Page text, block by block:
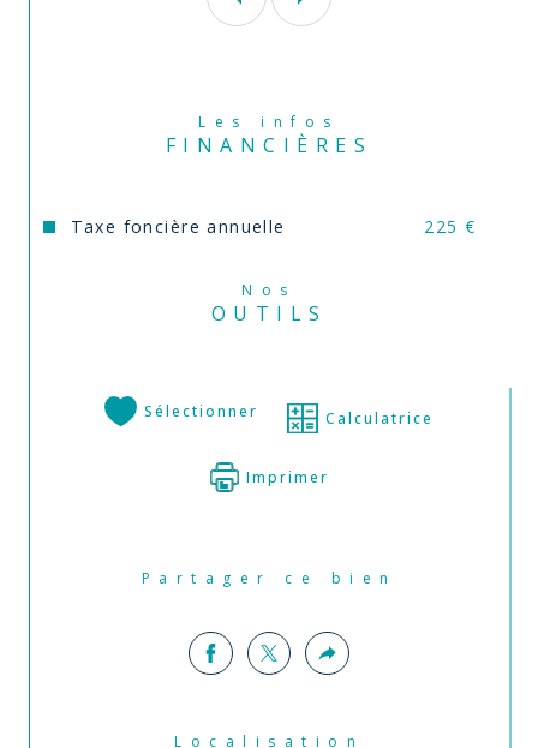
Les infos
FINANCIÈRES
Taxe foncière annuelle 225 €
Nos
OUTILS
Sélectionner Calculatrice
Imprimer
Partager ce bien
Localisation